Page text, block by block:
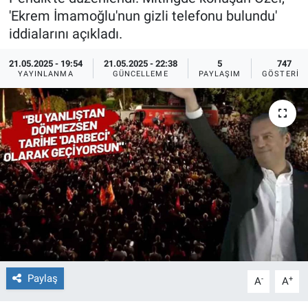
'Ekrem İmamoğlu'nun gizli telefonu bulundu'
iddialarını açıkladı.
21.05.2025 - 19:54
YAYINLANMA
21.05.2025 - 22:38
GÜNCELLEME
5
PAYLAŞIM
747
GÖSTERIM
Paylaş A- A+
Ege'den Esintiler
Eğitim
Eğlence
Ekonomi
Forum
Gerçeğin İzinde
Gün Başlıyor
Gün Bitiyor
İletişim